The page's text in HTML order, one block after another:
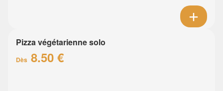
Pizza végétarienne solo
Dès 8.50 €